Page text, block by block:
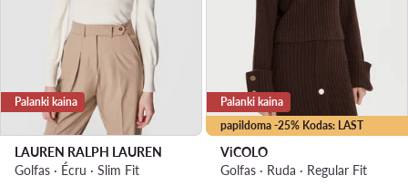
Palanki kaina
LAUREN RALPH LAUREN
Golfas · Écru · Slim Fit
papildoma -25% Kodas: LAST
Palanki kaina
ViCOLO
Golfas · Ruda · Regular Fit